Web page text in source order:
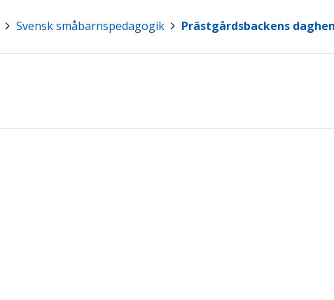
Svensk småbarnspedagogik Prästgårdsbackens